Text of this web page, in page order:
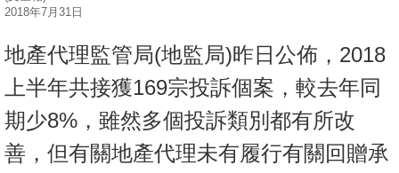
按
揭
地
產
博
客
2018年7月31日
地產代理監管局(地監局)昨日公佈，2018
上半年共接獲169宗投訴個案，較去年同
期少8%，雖然多個投訴類別都有所改
善，但有關地產代理未有履行有關回贈承